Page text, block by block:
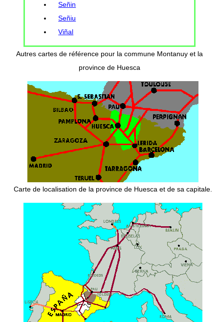
Señin
Señiu
Viñal
Autres cartes de référence pour la commune Montanuy et la
province de Huesca
Carte de localisation de la province de Huesca et de sa capitale.